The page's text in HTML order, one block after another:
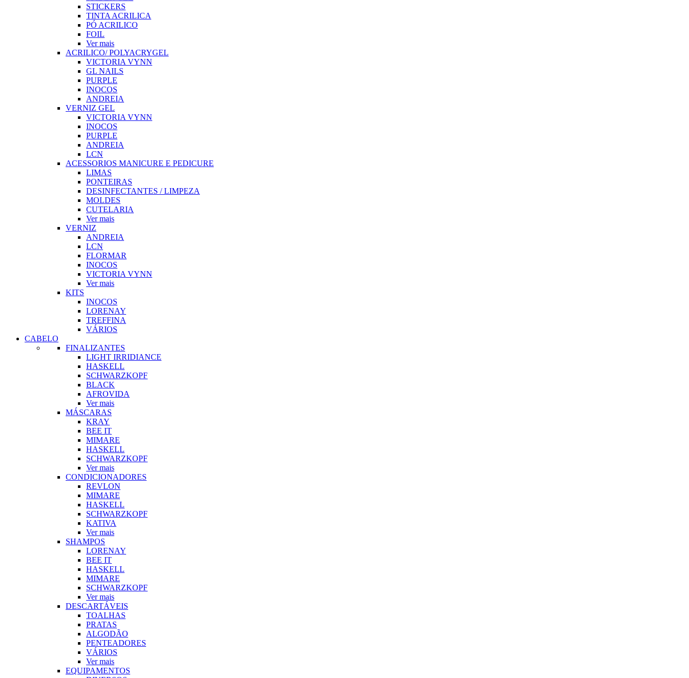
STICKERS
TINTA ACRILICA
PÓ ACRILICO
FOIL
Ver mais
ACRILICO/ POLYACRYGEL
VICTORIA VYNN
GL NAILS
PURPLE
INOCOS
ANDREIA
VERNIZ GEL
VICTORIA VYNN
INOCOS
PURPLE
ANDREIA
LCN
ACESSORIOS MANICURE E PEDICURE
LIMAS
PONTEIRAS
DESINFECTANTES / LIMPEZA
MOLDES
CUTELARIA
Ver mais
VERNIZ
ANDREIA
LCN
FLORMAR
INOCOS
VICTORIA VYNN
Ver mais
KITS
INOCOS
LORENAY
TREFFINA
VÁRIOS
CABELO
FINALIZANTES
LIGHT IRRIDIANCE
HASKELL
SCHWARZKOPF
BLACK
AFROVIDA
Ver mais
MÁSCARAS
KRAY
BEE IT
MIMARE
HASKELL
SCHWARZKOPF
Ver mais
CONDICIONADORES
REVLON
MIMARE
HASKELL
SCHWARZKOPF
KATIVA
Ver mais
SHAMPOS
LORENAY
BEE IT
HASKELL
MIMARE
SCHWARZKOPF
Ver mais
DESCARTÁVEIS
TOALHAS
PRATAS
ALGODÃO
PENTEADORES
VÁRIOS
Ver mais
EQUIPAMENTOS